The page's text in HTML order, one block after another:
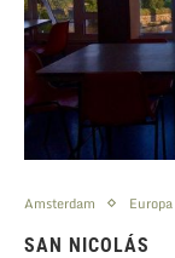
Amsterdam Europa
SAN NICOLÁS